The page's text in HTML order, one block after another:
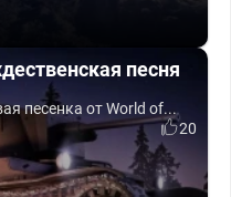
песня
песенка от World of...
20